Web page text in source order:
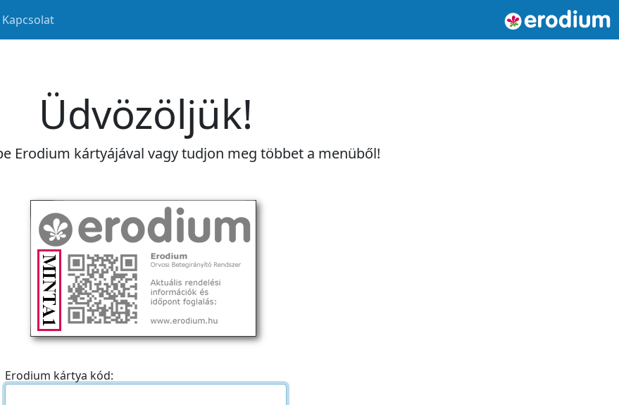
Kapcsolat
Üdvözöljük!
Erodium kártyájával vagy tudjon meg többet a menüből!
Erodium kártya kód: